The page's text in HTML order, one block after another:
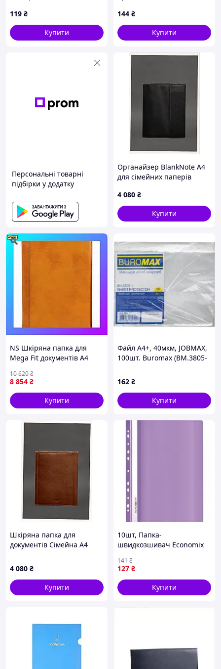
119 ₴
Купити
144 ₴
Купити
Персональні товарні
підбірки у додатку
Органайзер BlankNote А4
для сімейних паперів
4 080 ₴
Купити
NS Шкіряна папка для
Mega Fit документів A4
Time Resistance Nes22/Q
8 854 ₴
10 620₴
Купити
Файл А4+, 40мкм, JOBMAX,
100шт. Buromax (BM.3805-
162 ₴
Купити
Шкіряна папка для
документів Сімейна А4
коричневий, 8710CK7K70
4 080 ₴
Купити
10шт, Папка-
швидкозшивач Economix
фіолетова (E38504-12)
127 ₴
141₴
Купити